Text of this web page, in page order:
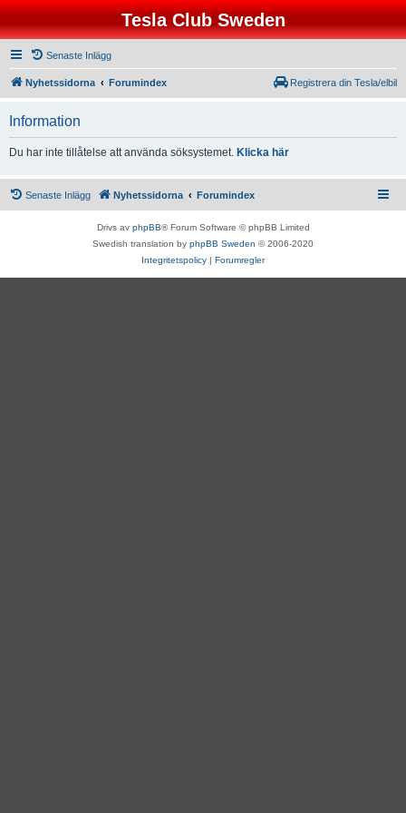
Tesla Club Sweden
Senaste Inlägg
Nyhetssidorna Forumindex Registrera din Tesla/elbil
Information
Du har inte tillåtelse att använda söksystemet. Klicka här
Senaste Inlägg Nyhetssidorna Forumindex
Drivs av phpBB® Forum Software © phpBB Limited
Swedish translation by phpBB Sweden © 2006-2020
Integritetspolicy | Forumregler